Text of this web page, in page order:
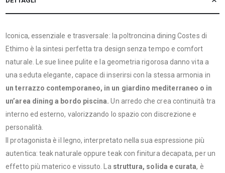
Iconica, essenziale e trasversale: la poltroncina dining Costes di
Ethimo è la sintesi perfetta tra design senza tempo e comfort
naturale. Le sue linee pulite e la geometria rigorosa danno vita a
una seduta elegante, capace di inserirsi con la stessa armonia in
un terrazzo contemporaneo, in un giardino mediterraneo o in
un’area dining a bordo piscina. Un arredo che crea continuità tra
interno ed esterno, valorizzando lo spazio con discrezione e
personalità.
Il protagonista è il legno, interpretato nella sua espressione più
autentica: teak naturale oppure teak con finitura decapata, per un
effetto più materico e vissuto. La struttura, solida e curata, è